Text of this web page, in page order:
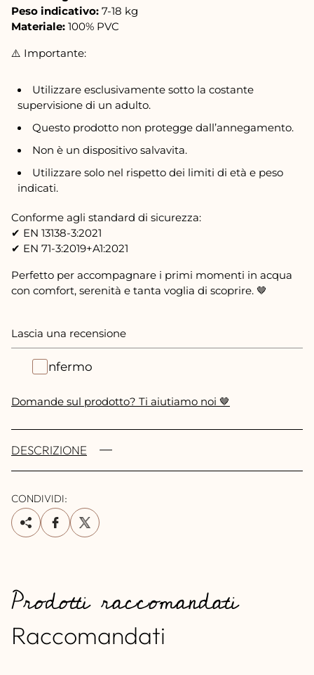
Peso indicativo: 7-18 kg
Materiale: 100% PVC
⚠️ Importante:
Utilizzare esclusivamente sotto la costante
supervisione di un adulto.
Questo prodotto non protegge dall’annegamento.
Non è un dispositivo salvavita.
Utilizzare solo nel rispetto dei limiti di età e peso
indicati.
Conforme agli standard di sicurezza:
✔ EN 13138-3:2021
✔ EN 71-3:2019+A1:2021
Perfetto per accompagnare i primi momenti in acqua
con comfort, serenità e tanta voglia di scoprire. 🤎
Lascia una recensione
Confermo
Domande sul prodotto? Ti aiutiamo noi 🤎
DESCRIZIONE
CONDIVIDI:
Prodotti raccomandati
Raccomandati